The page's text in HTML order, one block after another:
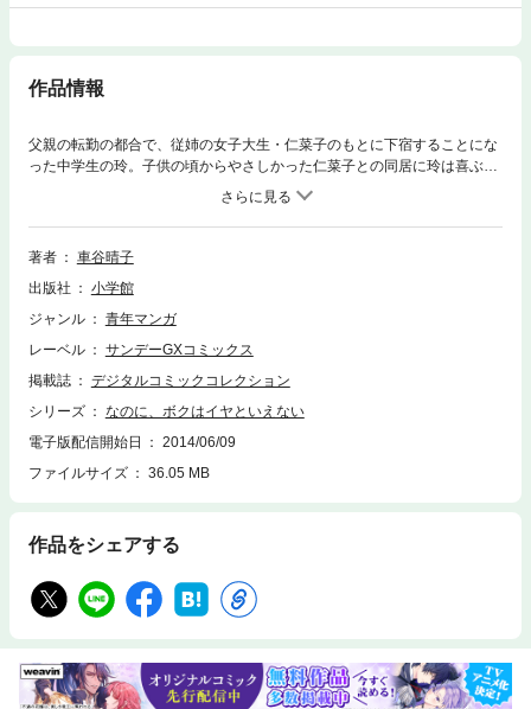
作品情報
父親の転勤の都合で、従姉の女子大生・仁菜子のもとに下宿することにな
った中学生の玲。子供の頃からやさしかった仁菜子との同居に玲は喜ぶ
が、仁菜子は玲に、同居の条件に奇妙な提案をする。それは、2人きりで
いるときは玲に「女装」をしてほしい、というものだった！！生来、内気
で優柔不断な玲は仁菜子の要求に「イヤ」が言えず、2人の行為はは止め
どなくエスカレートしていき―――ケータイコミック配信サイト「モバM
ミックスになって登場！！「少コミ」等で人気を博した少女漫画家の車谷
晴子氏が新境地に挑む、全く見たことのない、ネオロマネスク男の娘スト
著者
車谷晴子
出版社
小学館
ジャンル
青年マンガ
レーベル
サンデーGXコミックス
掲載誌
デジタルコミックコレクション
シリーズ
なのに、ボクはイヤといえない
電子版配信開始日
2014/06/09
ファイルサイズ
36.05 MB
作品をシェアする